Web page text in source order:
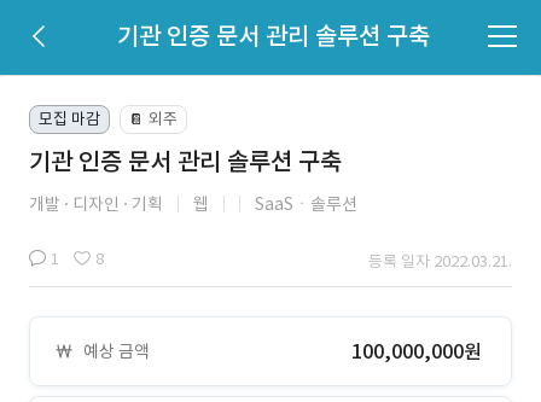
기관 인증 문서 관리 솔루션 구축
모집 마감 📔 외주
기관 인증 문서 관리 솔루션 구축
개발 디자인 기획 웹 SaaSㆍ솔루션
1 8 등록 일자 2022.03.21.
예상 금액 100,000,000원